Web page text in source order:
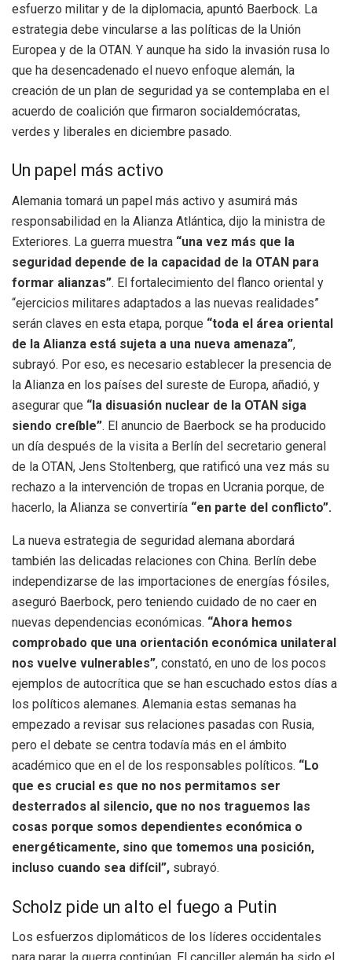
esfuerzo militar y de la diplomacia, apuntó Baerbock. La
estrategia debe vincularse a las políticas de la Unión
Europea y de la OTAN. Y aunque ha sido la invasión rusa lo
que ha desencadenado el nuevo enfoque alemán, la
creación de un plan de seguridad ya se contemplaba en el
acuerdo de coalición que firmaron socialdemócratas,
verdes y liberales en diciembre pasado.
Un papel más activo
Alemania tomará un papel más activo y asumirá más
responsabilidad en la Alianza Atlántica, dijo la ministra de
Exteriores. La guerra muestra “una vez más que la
seguridad depende de la capacidad de la OTAN para
formar alianzas”. El fortalecimiento del flanco oriental y
“ejercicios militares adaptados a las nuevas realidades”
serán claves en esta etapa, porque “toda el área oriental
de la Alianza está sujeta a una nueva amenaza”,
subrayó. Por eso, es necesario establecer la presencia de
la Alianza en los países del sureste de Europa, añadió, y
asegurar que “la disuasión nuclear de la OTAN siga
siendo creíble”. El anuncio de Baerbock se ha producido
un día después de la visita a Berlín del secretario general
de la OTAN, Jens Stoltenberg, que ratificó una vez más su
rechazo a la intervención de tropas en Ucrania porque, de
hacerlo, la Alianza se convertiría “en parte del conflicto”.
La nueva estrategia de seguridad alemana abordará
también las delicadas relaciones con China. Berlín debe
independizarse de las importaciones de energías fósiles,
aseguró Baerbock, pero teniendo cuidado de no caer en
nuevas dependencias económicas. “Ahora hemos
comprobado que una orientación económica unilateral
nos vuelve vulnerables”, constató, en uno de los pocos
ejemplos de autocrítica que se han escuchado estos días a
los políticos alemanes. Alemania estas semanas ha
empezado a revisar sus relaciones pasadas con Rusia,
pero el debate se centra todavía más en el ámbito
académico que en el de los responsables políticos. “Lo
que es crucial es que no nos permitamos ser
desterrados al silencio, que no nos traguemos las
cosas porque somos dependientes económica o
energéticamente, sino que tomemos una posición,
incluso cuando sea difícil”, subrayó.
Scholz pide un alto el fuego a Putin
Los esfuerzos diplomáticos de los líderes occidentales